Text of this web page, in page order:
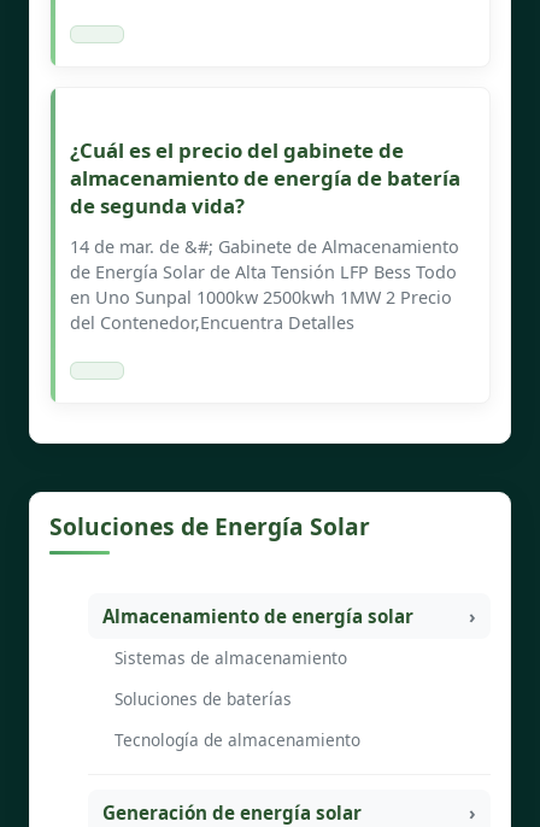
¿Cuál es el precio del gabinete de
almacenamiento de energía de batería
de segunda vida?
14 de mar. de &#; Gabinete de Almacenamiento
de Energía Solar de Alta Tensión LFP Bess Todo
en Uno Sunpal 1000kw 2500kwh 1MW 2 Precio
del Contenedor,Encuentra Detalles
Soluciones de Energía Solar
Almacenamiento de energía solar
Sistemas de almacenamiento
Soluciones de baterías
Tecnología de almacenamiento
Generación de energía solar